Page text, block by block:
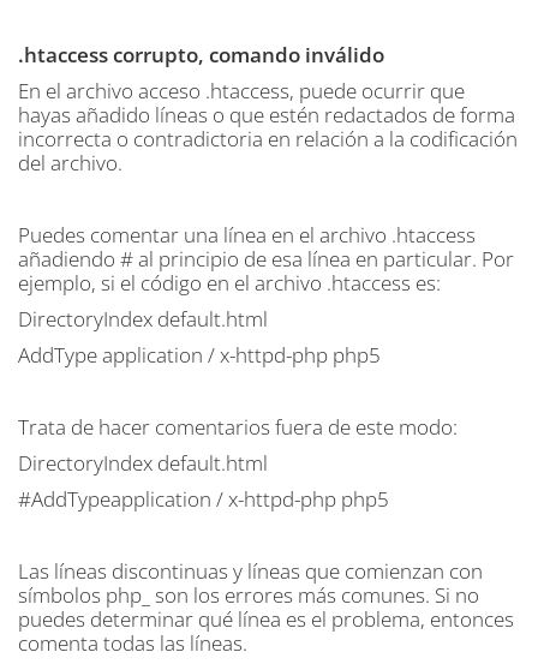
.htaccess corrupto, comando inválido
En el archivo acceso .htaccess, puede ocurrir que
hayas añadido líneas o que estén redactados de forma
incorrecta o contradictoria en relación a la codificación
del archivo.
Puedes comentar una línea en el archivo .htaccess
añadiendo # al principio de esa línea en particular. Por
ejemplo, si el código en el archivo .htaccess es:
DirectoryIndex default.html
AddType application / x-httpd-php php5
Trata de hacer comentarios fuera de este modo:
DirectoryIndex default.html
#AddTypeapplication / x-httpd-php php5
Las líneas discontinuas y líneas que comienzan con
símbolos php_ son los errores más comunes. Si no
puedes determinar qué línea es el problema, entonces
comenta todas las líneas.